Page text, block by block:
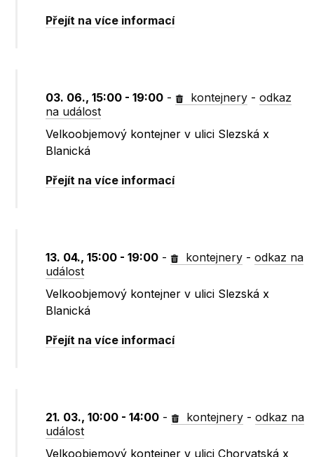
Přejít na více informací
03. 06., 15:00 - 19:00 - kontejnery -odkaz
na událost
Velkoobjemový kontejner v ulici Slezská x
Blanická
Přejít na více informací
13. 04., 15:00 - 19:00 - kontejnery -odkaz na
událost
Velkoobjemový kontejner v ulici Slezská x
Blanická
Přejít na více informací
21. 03., 10:00 - 14:00 - kontejnery -odkaz na
událost
Velkoobjemový kontejner v ulici Chorvatská x